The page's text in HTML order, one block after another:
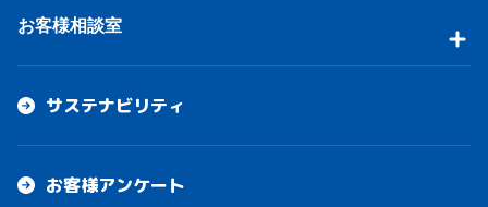
お客様相談室
サステナビリティ
お客様アンケート